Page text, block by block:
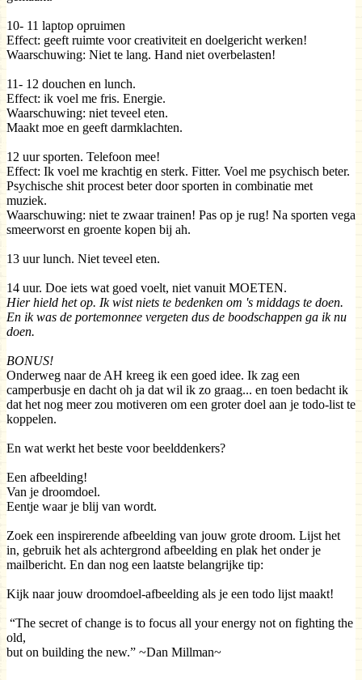
10- 11 laptop opruimen
Effect: geeft ruimte voor creativiteit en doelgericht werken!
Waarschuwing: Niet te lang. Hand niet overbelasten!
11- 12 douchen en lunch.
Effect: ik voel me fris. Energie.
Waarschuwing: niet teveel eten.
Maakt moe en geeft darmklachten.
12 uur sporten. Telefoon mee!
Effect: Ik voel me krachtig en sterk. Fitter. Voel me psychisch beter.
Psychische shit procest beter door sporten in combinatie met
muziek.
Waarschuwing: niet te zwaar trainen! Pas op je rug! Na sporten vega
smeerworst en groente kopen bij ah.
13 uur lunch. Niet teveel eten.
14 uur. Doe iets wat goed voelt, niet vanuit MOETEN.
Hier hield het op. Ik wist niets te bedenken om 's middags te doen.
En ik was de portemonnee vergeten dus de boodschappen ga ik nu
doen.
BONUS!
Onderweg naar de AH kreeg ik een goed idee. Ik zag een
camperbusje en dacht oh ja dat wil ik zo graag... en toen bedacht ik
dat het nog meer zou motiveren om een groter doel aan je todo-list te
koppelen.
En wat werkt het beste voor beelddenkers?
Een afbeelding!
Van je droomdoel.
Eentje waar je blij van wordt.
Zoek een inspirerende afbeelding van jouw grote droom. Lijst het
in, gebruik het als achtergrond afbeelding en plak het onder je
mailbericht. En dan nog een laatste belangrijke tip:
Kijk naar jouw droomdoel-afbeelding als je een todo lijst maakt!
“The secret of change is to focus all your energy not on fighting the
old,
but on building the new.” ~Dan Millman~